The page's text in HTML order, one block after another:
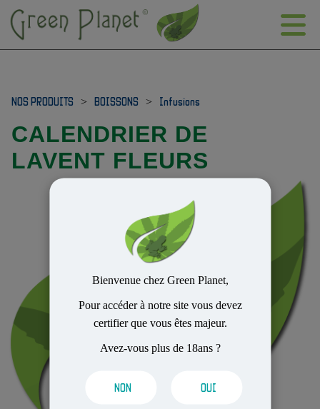
Bienvenue chez Green Planet,
Pour accéder à notre site vous devez
certifier que vous êtes majeur.
Avez-vous plus de 18ans ?
NON OUI
NOS PRODUITS > BOISSONS > Infusions
CALENDRIER DE
LAVENT FLEURS